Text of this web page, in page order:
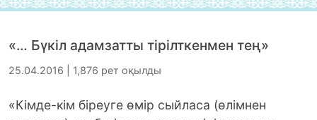
«… Бүкіл адамзатты тірілткенмен тең»
25.04.2016 | 1,876 рет оқылды
«Кімде-кім біреуге өмір сыйласа (өлімнен